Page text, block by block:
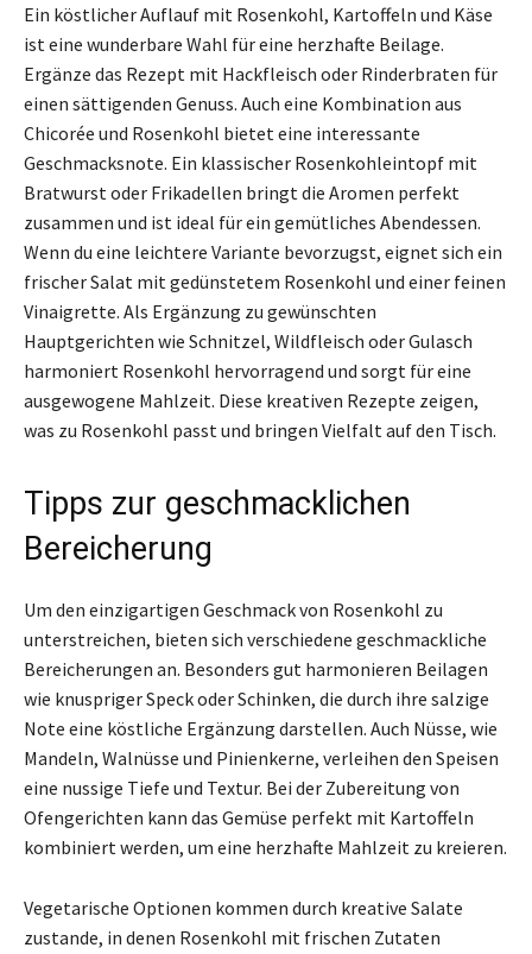
Ein köstlicher Auflauf mit Rosenkohl, Kartoffeln und Käse
ist eine wunderbare Wahl für eine herzhafte Beilage.
Ergänze das Rezept mit Hackfleisch oder Rinderbraten für
einen sättigenden Genuss. Auch eine Kombination aus
Chicorée und Rosenkohl bietet eine interessante
Geschmacksnote. Ein klassischer Rosenkohleintopf mit
Bratwurst oder Frikadellen bringt die Aromen perfekt
zusammen und ist ideal für ein gemütliches Abendessen.
Wenn du eine leichtere Variante bevorzugst, eignet sich ein
frischer Salat mit gedünstetem Rosenkohl und einer feinen
Vinaigrette. Als Ergänzung zu gewünschten
Hauptgerichten wie Schnitzel, Wildfleisch oder Gulasch
harmoniert Rosenkohl hervorragend und sorgt für eine
ausgewogene Mahlzeit. Diese kreativen Rezepte zeigen,
was zu Rosenkohl passt und bringen Vielfalt auf den Tisch.
Tipps zur geschmacklichen
Bereicherung
Um den einzigartigen Geschmack von Rosenkohl zu
unterstreichen, bieten sich verschiedene geschmackliche
Bereicherungen an. Besonders gut harmonieren Beilagen
wie knuspriger Speck oder Schinken, die durch ihre salzige
Note eine köstliche Ergänzung darstellen. Auch Nüsse, wie
Mandeln, Walnüsse und Pinienkerne, verleihen den Speisen
eine nussige Tiefe und Textur. Bei der Zubereitung von
Ofengerichten kann das Gemüse perfekt mit Kartoffeln
kombiniert werden, um eine herzhafte Mahlzeit zu kreieren.
Vegetarische Optionen kommen durch kreative Salate
zustande, in denen Rosenkohl mit frischen Zutaten